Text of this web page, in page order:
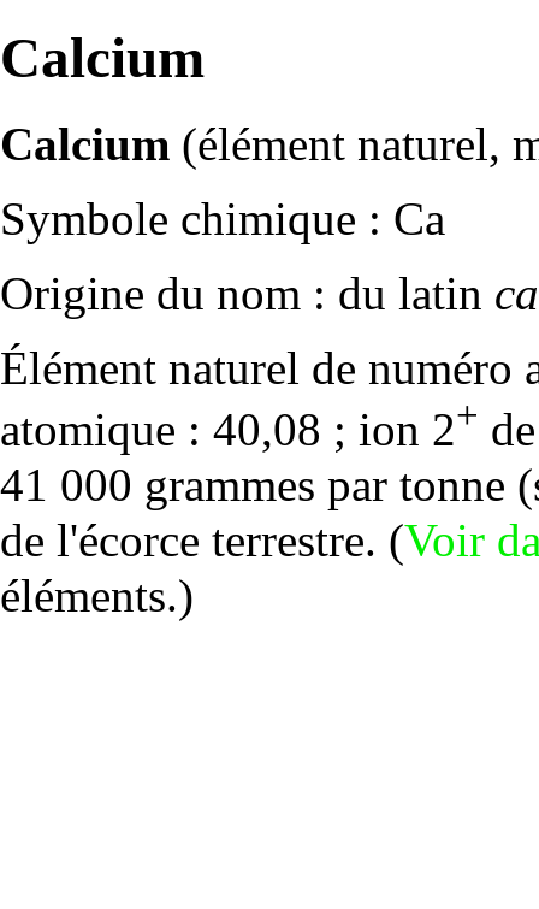
Calcium
Calcium (élément naturel,
Symbole chimique : Ca
Origine du nom : du latin
Élément naturel de numéro
atomique : 40,08 ; ion 2+
41 000 grammes par tonne
de l'écorce terrestre. (Voir
éléments.)